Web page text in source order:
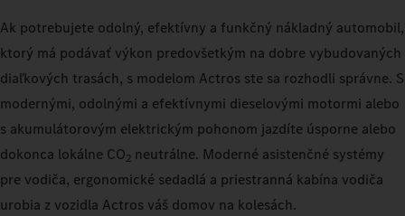
Ak potrebujete odolný, efektívny a funkčný nákladný automobil,
ktorý má podávať výkon predovšetkým na dobre vybudovaných
diaľkových trasách, s modelom Actros ste sa rozhodli správne. S
modernými, odolnými a efektívnymi dieselovými motormi alebo
s akumulátorovým elektrickým pohonom jazdíte úsporne alebo
dokonca lokálne CO2 neutrálne. Moderné asistenčné systémy
pre vodiča, ergonomické sedadlá a priestranná kabína vodiča
urobia z vozidla Actros váš domov na kolesách.